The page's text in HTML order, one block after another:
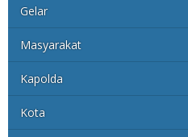
Gelar
Masyarakat
Kapolda
Kota